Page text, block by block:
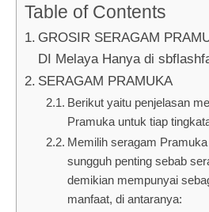
Table of Contents
GROSIR SERAGAM
DI Melaya Hanya di
SERAGAM PRAMUKA
Berikut yaitu penjelasan
Pramuka untuk tiap
Memilih seragam
sungguh penting sebab
demikian mempunyai
manfaat, di antaranya: